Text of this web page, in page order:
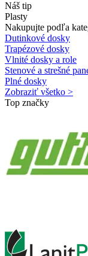
Náš tip
Plasty
Nakupujte podľa
Dutinkové dosky
Trapézové dosky
Vlnité dosky a role
Stenové a strešné
Plné dosky
Zobraziť všetko >
Top značky